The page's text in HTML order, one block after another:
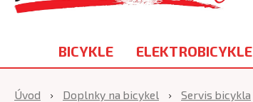
BICYKLE ELEKTROBICYKLE
Úvod Doplnky na bicykel Servis bicykla